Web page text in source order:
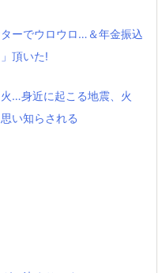
ーでウロウロ…＆年金振込
頂いた!
…身近に起こる地震、火
い知らされる